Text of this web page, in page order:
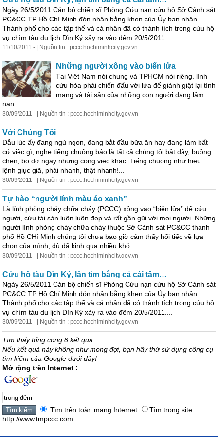
Ngày 26/5/2011 Cán bộ chiến sĩ Phòng Cứu nạn cứu hộ Sở Cảnh sát
PC&CC TP Hồ Chí Minh đón nhận bằng khen của Ủy ban nhân
Thành phố cho các tập thể và cá nhân đã có thành tích trong cứu hộ
vụ chìm tàu du lịch Dìn Ký xảy ra vào đêm 20/5/2011....
11/10/2011 - | Nguồn tin : pccc.hochiminhcity.gov.vn
Những người xông vào biển lửa
Tại Việt Nam nói chung và TPHCM nói riêng, lính
cứu hỏa phải chiến đấu với lửa để giành giật lại tính
mạng và tài sản của những con người đang lâm
nạn...
30/09/2011 - | Nguồn tin : pccc.hochiminhcity.gov.vn
Với Chúng Tôi
Dẫu lúc ấy đang ngủ ngon, đang bắt đầu bữa ăn hay đang làm bất
cứ việc gì, nghe tiếng chuông báo là tất cả chúng tôi bật dậy, buông
chén, bỏ dở ngay những công việc khác. Tiếng chuông như hiệu
lệnh giục giã, phải nhanh, thật nhanh!...
30/09/2011 - | Nguồn tin : pccc.hochiminhcity.gov.vn
Tự hào “người lính màu áo xanh”
Là lính phòng cháy chữa cháy (PCCC) xông vào “biển lửa” để cứu
người, cứu tài sản luôn luôn đẹp và rất gần gũi với mọi người. Những
người lính phòng cháy chữa cháy thuộc Sở Cảnh sát PC&CC thành
phố Hồ CHí Minh chúng tôi chưa bao giờ cảm thấy hối tiếc về lựa
chọn của mình, dù đã kinh qua nhiều khó......
30/09/2011 - | Nguồn tin : pccc.hochiminhcity.gov.vn
Cứu hộ tàu Dìn Ký, lặn tìm bằng cả cái tâm…
Ngày 26/5/2011 Cán bộ chiến sĩ Phòng Cứu nạn cứu hộ Sở Cảnh sát
PC&CC TP Hồ Chí Minh đón nhận bằng khen của Ủy ban nhân
Thành phố cho các tập thể và cá nhân đã có thành tích trong cứu hộ
vụ chìm tàu du lịch Dìn Ký xảy ra vào đêm 20/5/2011....
30/09/2011 - | Nguồn tin : pccc.hochiminhcity.gov.vn
Tìm thấy tổng cộng 8 kết quả
Nếu kết quả này không như mong đợi, bạn hãy thử sử dụng công cụ
tìm kiếm của Google dưới đây!
Mở rộng trên Internet :
Tìm trên toàn mạng Internet
Tìm trong site
http://www.tmpccc.com